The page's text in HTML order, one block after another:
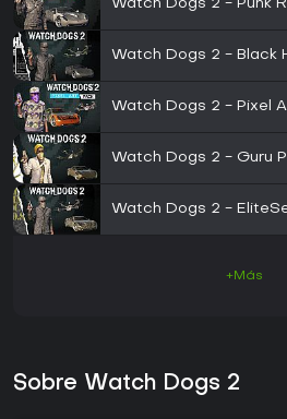
Watch Dogs 2 - Punk
Watch Dogs 2 - Black
Watch Dogs 2 - Pixel
Watch Dogs 2 - Guru
Watch Dogs 2 -
+Más
Sobre Watch Dogs 2